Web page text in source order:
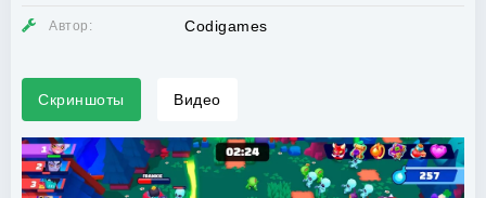
Автор: Codigames
Скриншоты Видео